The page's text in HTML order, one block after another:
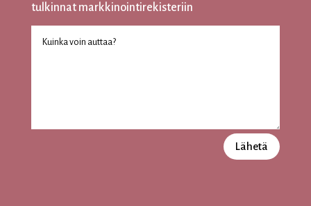
tulkinnat markkinointirekisteriin
Lähetä